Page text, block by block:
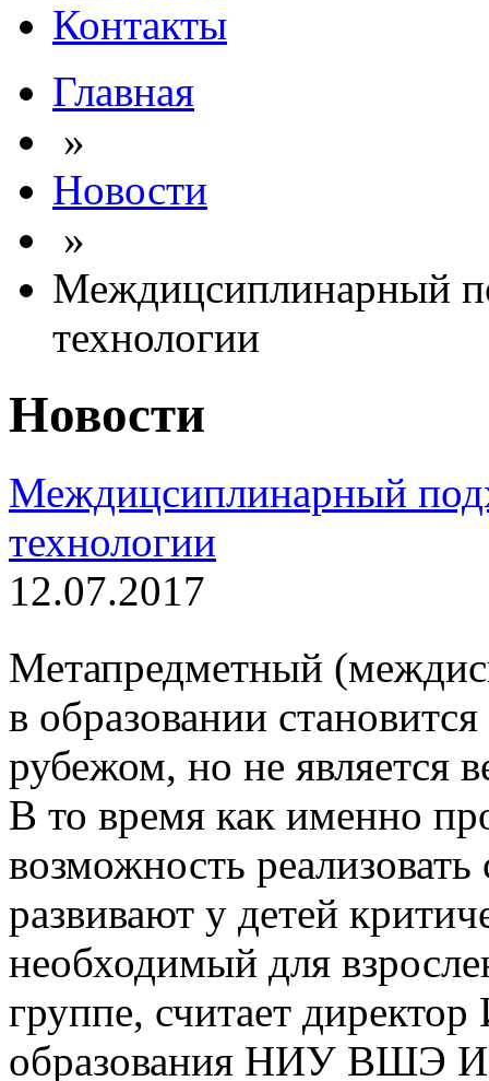
Контакты
Главная
»
Новости
»
Междицсиплинарный
технологии
Новости
Междицсиплинарный
технологии
12.07.2017
Метапредметный
в образовании
рубежом, но не является
В то время как именно
возможность
развивают у детей
необходимый для
группе, считает директор
образования НИУ ВШЭ